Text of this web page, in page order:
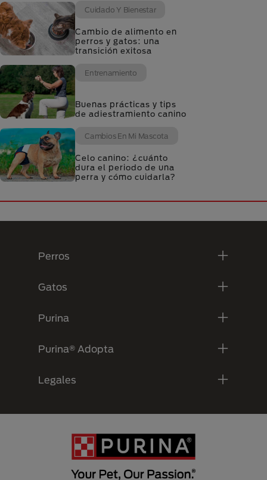
Cuidado Y Bienestar
Cambio de alimento en
perros y gatos: una
transición exitosa
Entrenamiento
Buenas prácticas y tips
de adiestramiento canino
Cambios En Mi Mascota
Celo canino: ¿cuánto
dura el periodo de una
perra y cómo cuidarla?
Perros
Gatos
Purina
Purina® Adopta
Legales